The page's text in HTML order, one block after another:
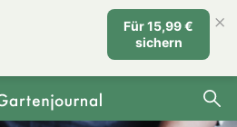
Für 15,99 €
sichern
×